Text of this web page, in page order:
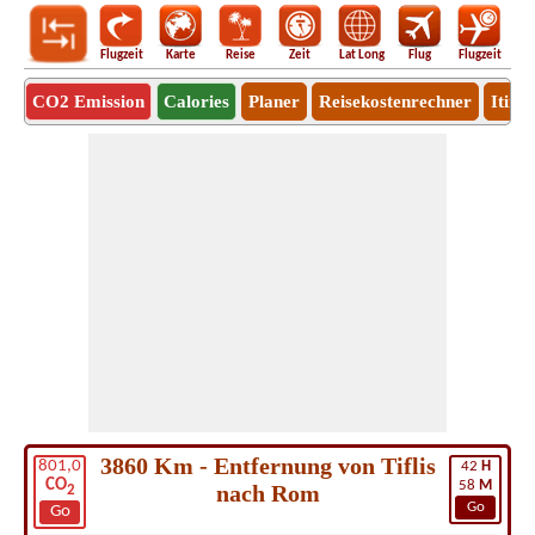
Flugzeit Karte Reise Zeit Lat Long Flug Flugzeit
CO2 Emission Calories Planer Reisekostenrechner
801,0
CO2
Go
42 H
58 M
Go
3860 Km - Entfernung von Tiflis
nach Rom